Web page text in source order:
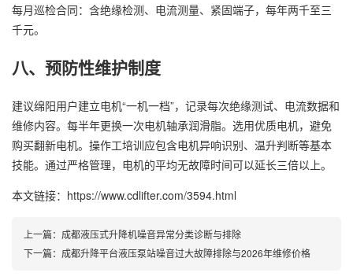
每月巡检合同：含绝缘检测、电流测量、紧固端子，每年两千至三
千元。
八、预防性维护制度
建议绵阳用户建立电机“一机一档”，记录每次绝缘测试、电流数据和
维修内容。每半年更换一次电机轴承润滑脂。选用优质电机，避免
购买翻新电机。操作工培训应包含电机异响识别、温升判断等基本
技能。通过严格管理，电机的平均无故障时间可以延长三倍以上。
本文链接：https://www.cdlifter.com/3594.html
上一篇： 成都液压式升降机噪音异常分类诊断与排除
下一篇： 成都升降平台液压泵站噪音过大故障排除与2026年维修价格